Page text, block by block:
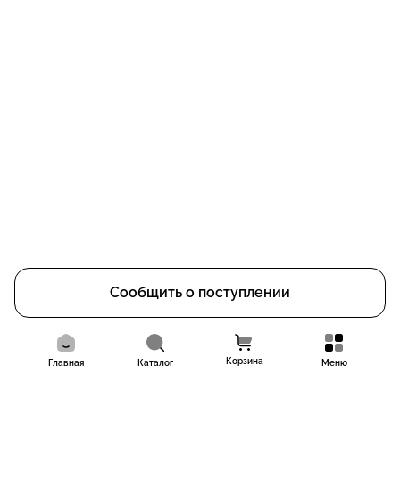
Сообщить о поступлении
Главная Каталог Корзина Меню